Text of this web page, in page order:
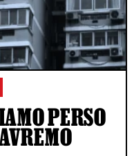
PERSO